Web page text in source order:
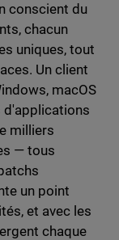
conscient du
chacun
uniques, tout
Un client
macOS
d'applications
milliers
— tous
un point
et avec les
chaque